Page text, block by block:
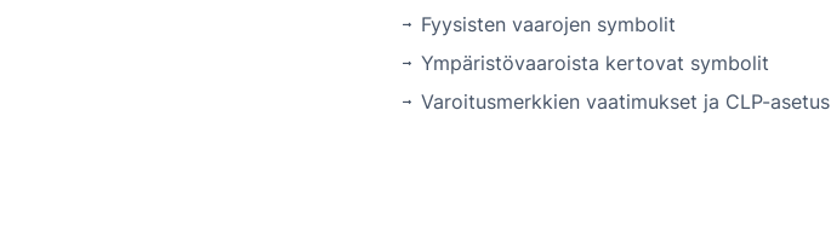
Fyysisten vaarojen symbolit
Ympäristövaaroista kertovat symbolit
Varoitusmerkkien vaatimukset ja CLP-asetus